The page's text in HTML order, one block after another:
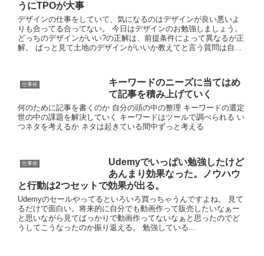
うにTPOが大事
デザインの仕事をしていて、気になるのはデザインが良い悪いよ
りも合ってる合ってない。 今日はデザインのお勉強しましょう。
どっちのデザインがいい?の正解は、前提条件によって異なるが正
解。 ぱっと見て土地のデザインがいいか教えてと言う質問は自...
仕事術
キーワードのニーズに当てはめ
て記事を積み上げていく
何のために記事を書くのか 自分の頭の中の整理 キーワードの選定
世の中の課題を解決していく キーワードはツールで調べられる い
つネタを考えるか ネタは起きている間中ずっと考える
仕事術
Udemyでいっぱい勉強したけど
あんまり効果なった。ノウハウ
と行動は2つセットで効果が出る。
Udemyのセールやってるといろいろ買っちゃうんですよね。 見て
るだけで面白い。将来的に自分でも動画作って販売したいなぁー
と思いながら見てばっかりで動画作ってないなぁと思ったのでど
うしてこうなったのか振り返える。 勉強している...